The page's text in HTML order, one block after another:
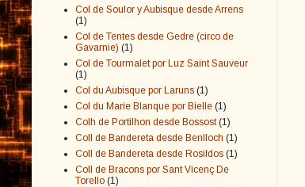
Col de Soulor y Aubisque desde Arrens
(1)
Col de Tentes desde Gedre (circo de
Gavarnie) (1)
Col de Tourmalet por Luz Saint Sauveur
(1)
Col du Aubisque por Laruns (1)
Col du Marie Blanque por Bielle (1)
Colh de Portilhon desde Bossost (1)
Coll de Bandereta desde Benlloch (1)
Coll de Bandereta desde Rosildos (1)
Coll de Bracons por Sant Vicenç De
Torello (1)